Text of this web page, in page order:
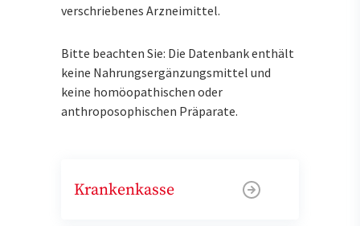
verschriebenes Arzneimittel.
Bitte beachten Sie: Die Datenbank enthält
keine Nahrungsergänzungsmittel und
keine homöopathischen oder
anthroposophischen Präparate.
Krankenkasse